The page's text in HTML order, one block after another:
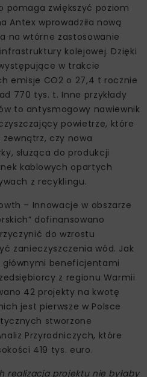
pomaga zwiększyć poziom
Antex wprowadziła nową
na wtórne zastosowanie
kolejowej. Dzięki
w trakcie
emisje CO2 o 27,4 t rocznie
770 tys. t. Inne przykłady
to antysmogowy nawiewnik
powietrze, które
zewnątrz, czy nowa
służąca do produkcji
kablowych opartych
z recyklingu.
– Innowacje w obszarze
dofinansowano
do wzrostu
zanieczyszczenia wód. Jak
głównymi beneficjentami
z regionu Warmii
42 projekty na kwotę
jest pierwsze w Polsce
stworzone
Przyrodniczych, które
419 tys. euro.
realizacja projektu nie byłaby